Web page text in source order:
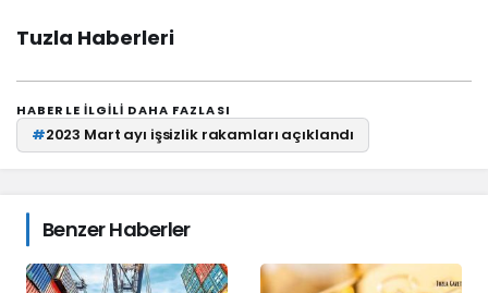
Tuzla Haberleri
HABERLE ILGILI DAHA FAZLASI
#2023 Mart ayı işsizlik rakamları açıklandı
Benzer Haberler